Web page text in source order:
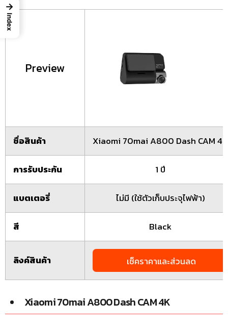
Preview
ชื่อสินค้า Xiaomi 70mai A800 Dash CAM 4K
การรับประกัน 1 ปี
แบตเตอรี่ ไม่มี (ใช้ตัวเก็บประจุไฟฟ้า)
สี Black
ลิงค์สินค้า เช็คราคาและส่วนลด
Xiaomi 70mai A800 Dash CAM 4K
→
Index